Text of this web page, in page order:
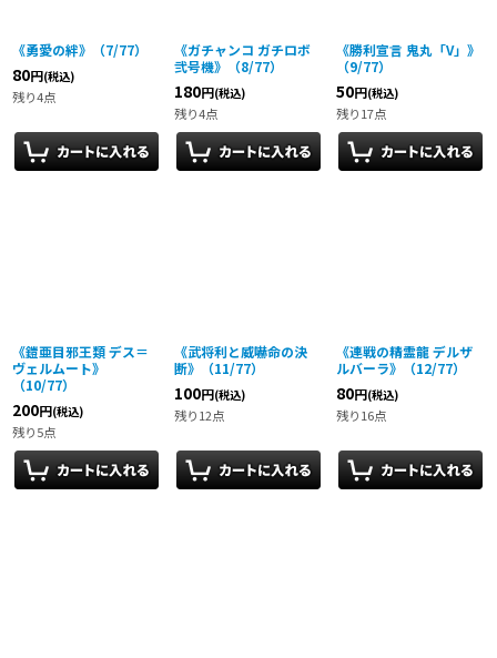
《勇愛の絆》（7/77）
80円(税込)
残り4点
《ガチャンコ ガチロボ
弐号機》（8/77）
180円(税込)
残り4点
《勝利宣言 鬼丸「V」》
（9/77）
50円(税込)
残り17点
《鎧亜目邪王類 デス＝
ヴェルムート》
（10/77）
200円(税込)
残り5点
《武将利と威嚇命の決
断》（11/77）
100円(税込)
残り12点
《連戦の精霊龍 デルザ
ルバーラ》（12/77）
80円(税込)
残り16点